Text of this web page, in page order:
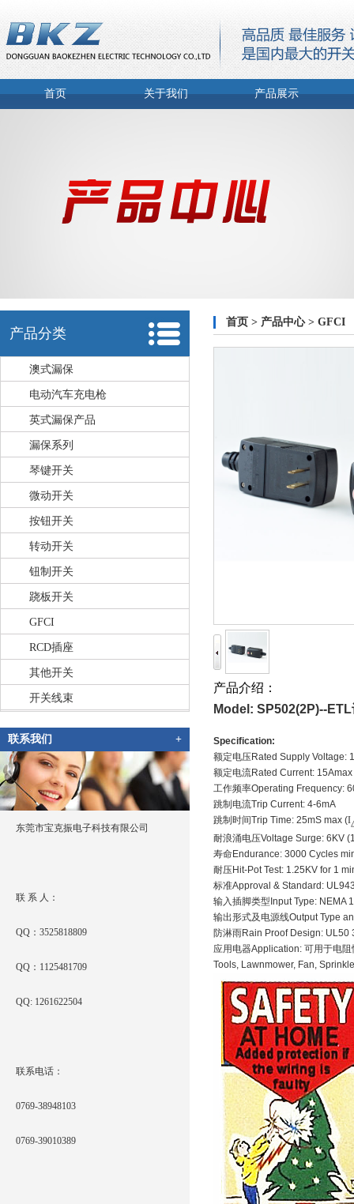
首页 关于我们 产品展示
产品分类
澳式漏保
电动汽车充电枪
英式漏保产品
漏保系列
琴键开关
微动开关
按钮开关
转动开关
钮制开关
跷板开关
GFCI
RCD插座
其他开关
开关线束
联系我们 +
东莞市宝克振电子科技有限公司
联 系 人：
QQ：3525818809
QQ：1125481709
QQ: 1261622504
联系电话：
0769-38948103
0769-39010389
首页 > 产品中心> GFCI
产品介绍：
Model: SP502(2P)--
Specification:
额定电压Rated Supply Voltage:
额定电流Rated Current: 15Amax
工作频率Operating Frequency:
跳制电流Trip Current: 4-6mA
跳制时间Trip Time: 25mS max (I
耐浪涌电压Voltage Surge: 6KV
寿命Endurance: 3000 Cycles
耐压Hit-Pot Test: 1.25KV for 1
标准Approval & Standard:
输入插脚类型 Input Type: NEMA
输出形式及电源线Output Type
防淋雨Rain Proof Design: UL50
应用电器Application: 可用于电
Tools, Lawnmower, Fan,